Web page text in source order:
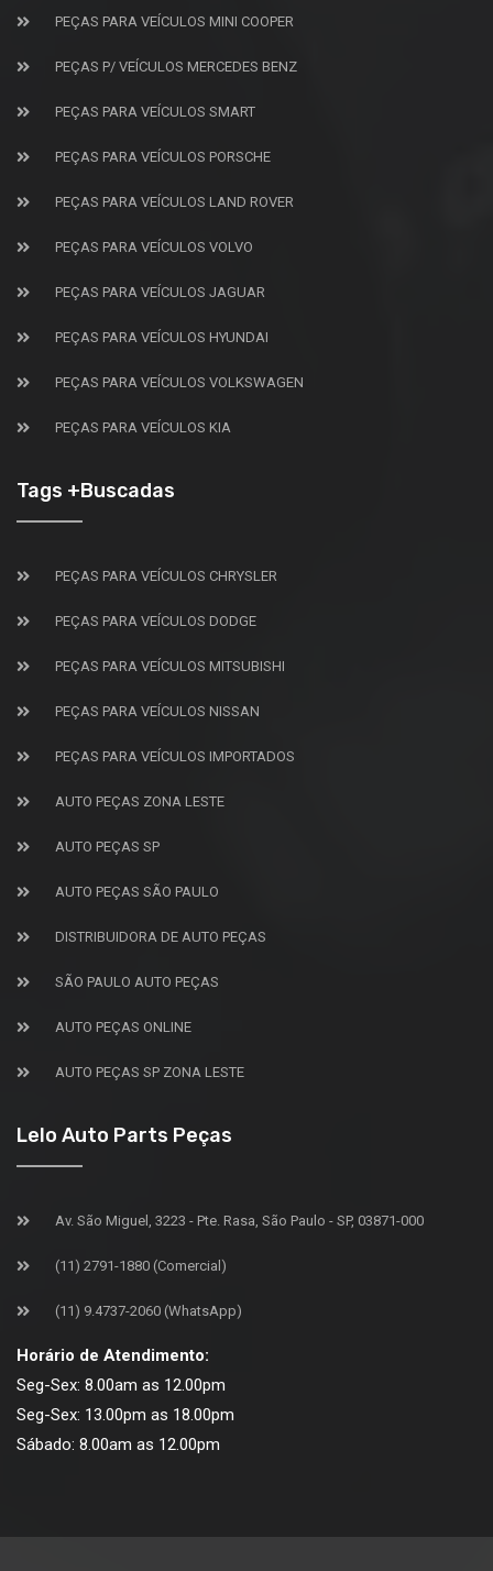
PEÇAS PARA VEÍCULOS MINI COOPER
PEÇAS P/ VEÍCULOS MERCEDES BENZ
PEÇAS PARA VEÍCULOS SMART
PEÇAS PARA VEÍCULOS PORSCHE
PEÇAS PARA VEÍCULOS LAND ROVER
PEÇAS PARA VEÍCULOS VOLVO
PEÇAS PARA VEÍCULOS JAGUAR
PEÇAS PARA VEÍCULOS HYUNDAI
PEÇAS PARA VEÍCULOS VOLKSWAGEN
PEÇAS PARA VEÍCULOS KIA
Tags +Buscadas
PEÇAS PARA VEÍCULOS CHRYSLER
PEÇAS PARA VEÍCULOS DODGE
PEÇAS PARA VEÍCULOS MITSUBISHI
PEÇAS PARA VEÍCULOS NISSAN
PEÇAS PARA VEÍCULOS IMPORTADOS
AUTO PEÇAS ZONA LESTE
AUTO PEÇAS SP
AUTO PEÇAS SÃO PAULO
DISTRIBUIDORA DE AUTO PEÇAS
SÃO PAULO AUTO PEÇAS
AUTO PEÇAS ONLINE
AUTO PEÇAS SP ZONA LESTE
Lelo Auto Parts Peças
Av. São Miguel, 3223 - Pte. Rasa, São Paulo - SP, 03871-000
(11) 2791-1880 (Comercial)
(11) 9.4737-2060 (WhatsApp)
Horário de Atendimento:
Seg-Sex: 8.00am as 12.00pm
Seg-Sex: 13.00pm as 18.00pm
Sábado: 8.00am as 12.00pm